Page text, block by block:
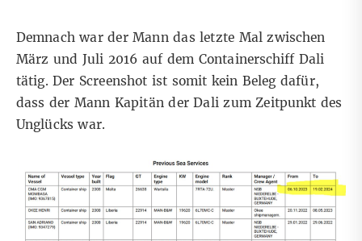
Demnach war der Mann das letzte Mal zwischen
März und Juli 2016 auf dem Containerschiff Dali
tätig. Der Screenshot ist somit kein Beleg dafür,
dass der Mann Kapitän der Dali zum Zeitpunkt des
Unglücks war.